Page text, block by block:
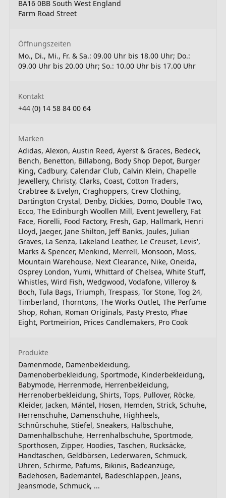
BA16 0BB South West England
Farm Road Street
Öffnungszeiten
Mo., Di., Mi., Fr. & Sa.: 09.00 Uhr bis 18.00 Uhr; Do.:
09.00 Uhr bis 20.00 Uhr; So.: 10.00 Uhr bis 17.00 Uhr
Kontakt
+44 (0) 14 58 84 00 64
Marken
Adidas, Alexon, Austin Reed, Ayerst & Graces, Bedeck,
Bench, Benetton, Billabong, Body Shop Depot, Burger
King, Cadbury, Calendar Club, Calvin Klein, Chapelle
Jewellery, Christy, Clarks, Coast, Cotton Traders,
Crabtree & Evelyn, Craghoppers, Crew Clothing,
Dartington Crystal, Denby, Dickies, Domo, Double Two,
Ecco, The Edinburgh Woollen Mill, Event Jewellery, Fat
Face, Fiorelli, Food Factory, Fresh, Gap, Hallmark, Henri
Lloyd, Jaeger, Jane Shilton, Jeff Banks, Joules, Julian
Graves, La Senza, Lakeland Leather, Le Creuset, Levis',
Marks & Spencer, Menkind, Merrell, Monsoon, Moss,
Mountain Warehouse, Next Clearance, Nike, Oneida,
Osprey London, Yumi, Whittard of Chelsea, White Stuff,
Whistles, Wird Fish, Wedgwood, Vodafone, Villeroy &
Boch, Tula Bags, Triumph, Trespass, Tor Stone, Tog 24,
Timberland, Thorntons, The Works Outlet, The Perfume
Shop, Rohan, Roman Originals, Pasty Presto, Phae
Eight, Portmeirion, Prices Candlemakers, Pro Cook
Produkte
Damenmode, Damenbekleidung,
Damenoberbekleidung, Sportmode, Kinderbekleidung,
Babymode, Herrenmode, Herrenbekleidung,
Herrenoberbekleidung, Shirts, Tops, Pullover, Röcke,
Kleider, Jacken, Mäntel, Hosen, Hemden, Strick, Schuhe,
Herrenschuhe, Damenschuhe, Highheels,
Schnürschuhe, Stiefel, Sneakers, Halbschuhe,
Damenhalbschuhe, Herrenhalbschuhe, Sportmode,
Sporthosen, Zipper, Hoodies, Taschen, Rucksäcke,
Handtaschen, Geldbörsen, Lederwaren, Schmuck,
Uhren, Schirme, Pafums, Bikinis, Badeanzüge,
Badehosen, Bademäntel, Badeschlappen, Jeans,
Jeansmode, Schmuck, ...